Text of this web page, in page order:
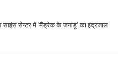
साइंस सेन्टर में ‘मैंड्रेक के जनाडू’ का इंद्रजाल